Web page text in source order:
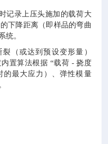
记录上压头施加的载荷大
下降距离（即样品的弯曲
统。
（或达到预设变形量）
置算法根据 “载荷 - 挠度
的最大应力）、弹性模量